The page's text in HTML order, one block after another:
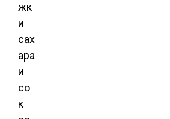
жк
и
сах
ара
и
со
к